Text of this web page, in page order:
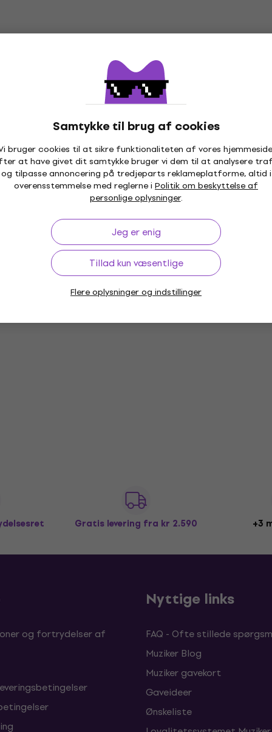
Samtykke til brug af cookies
bruger cookies til at sikre funktionaliteten af vores
at have givet dit samtykke bruger vi dem til at analysere
og tilpasse annoncering på tredjeparts reklameplatforme, altid i
overensstemmelse med reglerne i Politik om beskyttelse af
personlige oplysninger.
Jeg er enig
Tillad kun væsentlige
Flere oplysninger og indstillinger
Gratis levering fra kr 2.590 +3
og fortrydelser af
Nyttige links
FAQ - Ofte stillede
Muziker Blog
Muziker gavekort
Gaveideer
Ønskeliste